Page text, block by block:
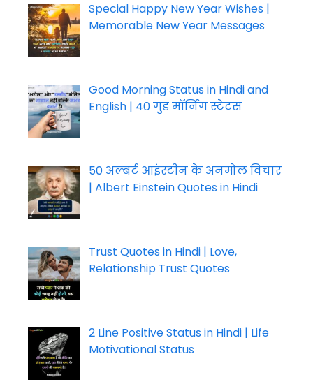
Special Happy New Year Wishes |
Memorable New Year Messages
Good Morning Status in Hindi and
English | 40 गुड मॉर्निंग स्टेटस
50 अल्बर्ट आइंस्टीन के अनमोल विचार
| Albert Einstein Quotes in Hindi
Trust Quotes in Hindi | Love,
Relationship Trust Quotes
2 Line Positive Status in Hindi | Life
Motivational Status